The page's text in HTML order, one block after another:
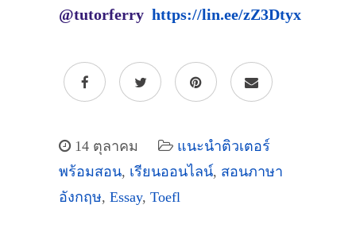
@tutorferry https://lin.ee/zZ3Dtyx
14 ตุลาคม
แนะนำติวเตอร์
พร้อมสอน, เรียนออนไลน์, สอนภาษา
อังกฤษ, Essay, Toefl